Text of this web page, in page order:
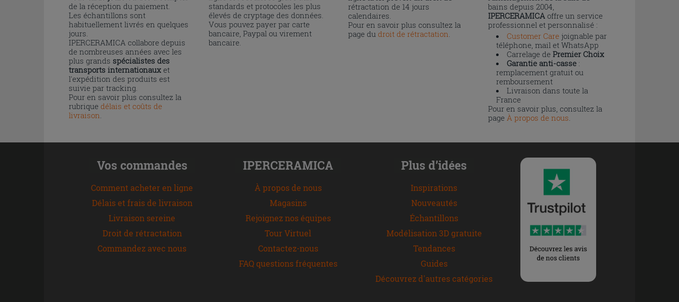
de la réception du paiement.
Les échantillons sont
habituellement livrés en quelques
jours.
IPERCERAMICA collabore depuis
de nombreuses années avec les
plus grands spécialistes des
transports internationaux et
l'expédition des produits est
suivie par tracking.
Pour en savoir plus consultez la
rubrique délais et coûts de
livraison.
standards et protocoles les plus
élevés de cryptage des données.
Vous pouvez payer par carte
bancaire, Paypal ou virement
bancaire.
rétractation de 14 jours
calendaires.
Pour en savoir plus consultez la
page dudroit de rétractation.
bains depuis 2004,
IPERCERAMICAoffre un service
professionnel et personnalisé :
Customer Carejoignable par
téléphone, mail et WhatsApp
Carrelage de Premier Choix
Garantie anti-casse:
remplacement gratuit ou
remboursement
Livraison dans toute la
France
Pour en savoir plus, consultez la
page À propos de nous.
Vos commandes
Comment acheter en ligne
Délais et frais de livraison
Livraison sereine
Droit de rétractation
Commandez avec nous
IPERCERAMICA
À propos de nous
Magasins
Rejoignez nos équipes
Tour Virtuel
Contactez-nous
FAQ questions fréquentes
Plus d’idées
Inspirations
Nouveautés
Échantillons
Modélisation 3D gratuite
Tendances
Guides
Découvrez d'autres catégories